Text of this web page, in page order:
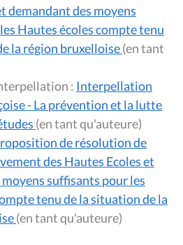
demandant des moyens
Hautes écoles compte tenu
la région bruxelloise(en tant
Interpellation : Interpellation
- La prévention et la lutte
(en tant qu'auteure)
de résolution de
des Hautes Ecoles et
suffisants pour les
tenu de la situation de la
(en tant qu'auteure)